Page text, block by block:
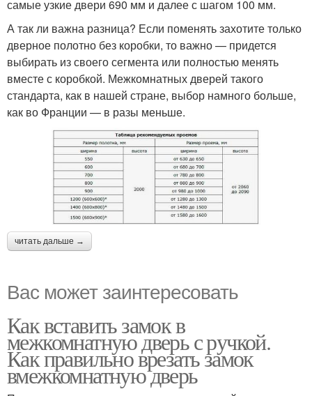
самые узкие двери 690 мм и далее с шагом 100 мм.
А так ли важна разница? Если поменять захотите только
дверное полотно без коробки, то важно — придется
выбирать из своего сегмента или полностью менять
вместе с коробкой. Межкомнатных дверей такого
стандарта, как в нашей стране, выбор намного больше,
как во Франции — в разы меньше.
читать дальше →
Вас может заинтересовать
Как вставить замок в
межкомнатную дверь с ручкой.
Как правильно врезать замок
вмежкомнатную дверь